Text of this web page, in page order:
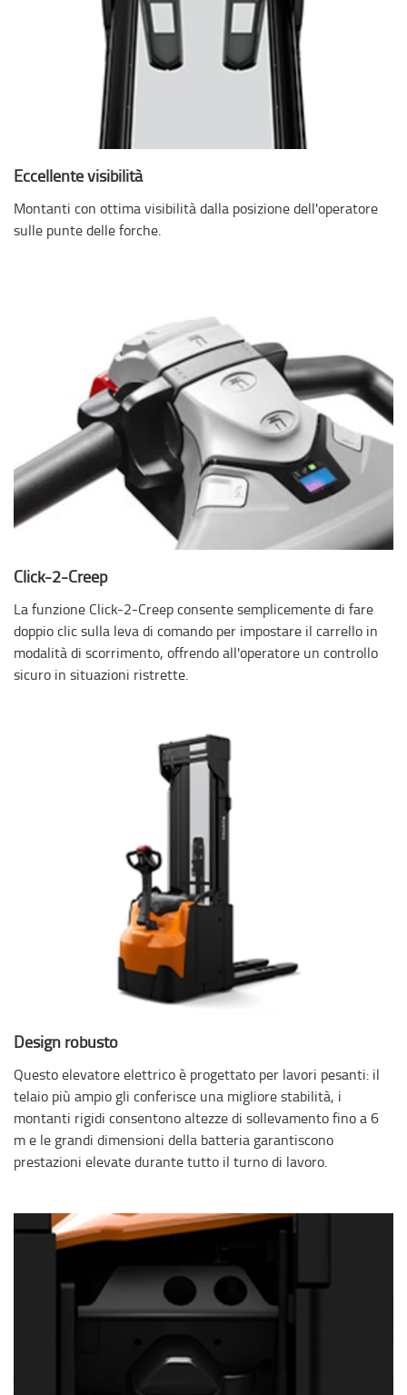
Eccellente visibilità
Montanti con ottima visibilità dalla posizione dell'operatore
sulle punte delle forche.
Click-2-Creep
La funzione Click-2-Creep consente semplicemente di fare
doppio clic sulla leva di comando per impostare il carrello in
modalità di scorrimento, offrendo all'operatore un controllo
sicuro in situazioni ristrette.
Design robusto
Questo elevatore elettrico è progettato per lavori pesanti: il
telaio più ampio gli conferisce una migliore stabilità, i
montanti rigidi consentono altezze di sollevamento fino a 6
m e le grandi dimensioni della batteria garantiscono
prestazioni elevate durante tutto il turno di lavoro.